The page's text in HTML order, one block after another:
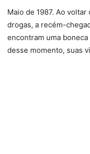
Maio de 1987. Ao
drogas, a recém-
encontram uma
desse momento, suas